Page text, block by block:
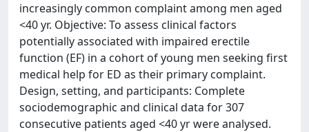
increasingly common complaint among men aged
<40 yr. Objective: To assess clinical factors
potentially associated with impaired erectile
function (EF) in a cohort of young men seeking first
medical help for ED as their primary complaint.
Design, setting, and participants: Complete
sociodemographic and clinical data for 307
consecutive patients aged <40 yr were analysed.